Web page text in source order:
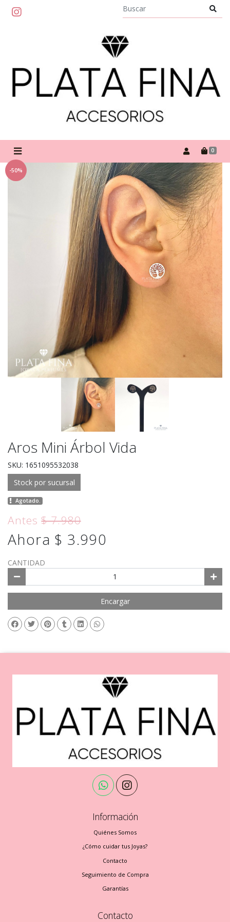
0
-50%
Aros Mini Árbol Vida
SKU: 1651095532038
Stock por sucursal
Agotado.
Antes$ 7.980
Ahora $ 3.990
CANTIDAD
Encargar
Información
Quiénes Somos
¿Cómo cuidar tus Joyas?
Contacto
Seguimiento de Compra
Garantías
Contacto